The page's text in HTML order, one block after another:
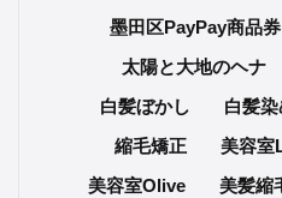
墨田区PayPay商品券
太陽と大地のヘナ
白髪ぼかし
白髪
縮毛矯正
美容室
美容室Olive
美髪縮